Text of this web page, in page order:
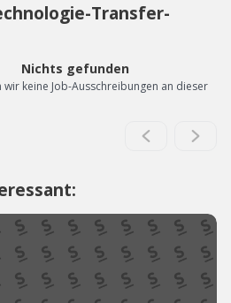
Transfer-
Nichts gefunden
wir keine Job-Ausschreibungen an dieser